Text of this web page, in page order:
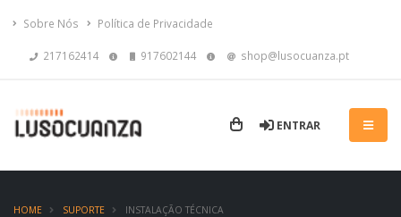
Sobre Nós Política de Privacidade
217162414 917602144 shop@lusocuanza.pt
ENTRAR
HOME SUPORTE INSTALAÇÃO TÉCNICA